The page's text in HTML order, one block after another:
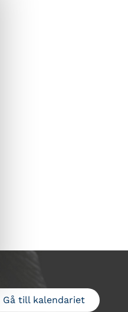
Gå till kalendariet